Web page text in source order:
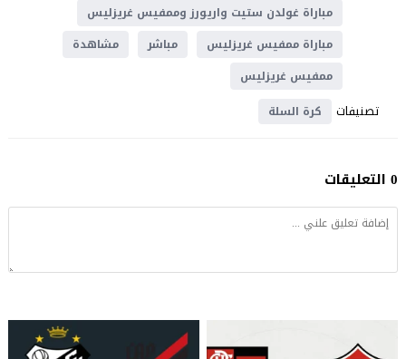
مباراة غولدن ستيت واريورز وممفيس غريزليس
مباراة ممفيس غريزليس
مباشر
مشاهدة
ممفيس غريزليس
تصنيفات كرة السلة
0 التعليقات